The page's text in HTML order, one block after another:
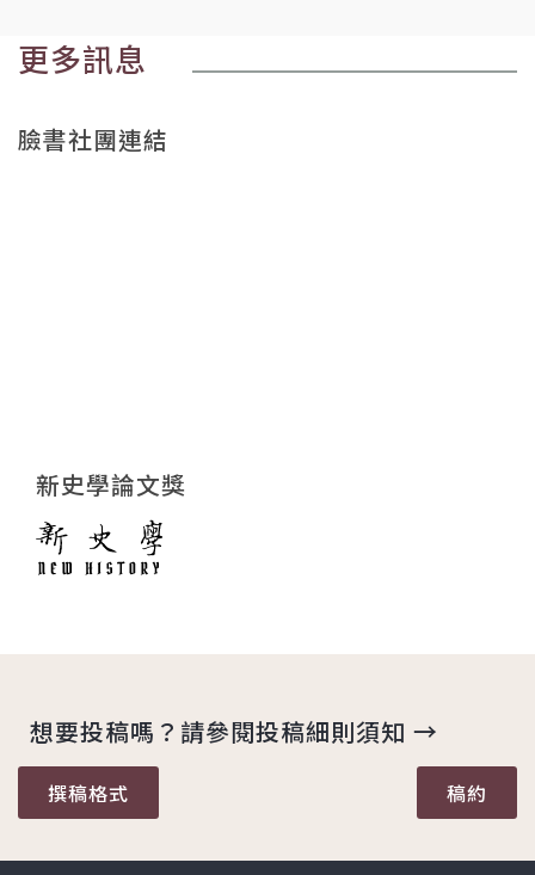
更多訊息
臉書社團連結
新史學論文獎
想要投稿嗎？請參閱投稿細則須知 →
撰稿格式 稿約